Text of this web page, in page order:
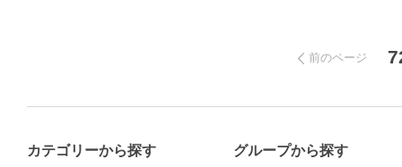
前のページ
カテゴリーから探す グループから探す